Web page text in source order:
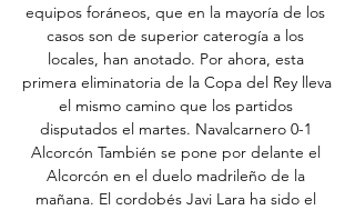
equipos foráneos, que en la mayoría de los
casos son de superior caterogía a los
locales, han anotado. Por ahora, esta
primera eliminatoria de la Copa del Rey lleva
el mismo camino que los partidos
disputados el martes. Navalcarnero 0-1
Alcorcón También se pone por delante el
Alcorcón en el duelo madrileño de la
mañana. El cordobés Javi Lara ha sido el